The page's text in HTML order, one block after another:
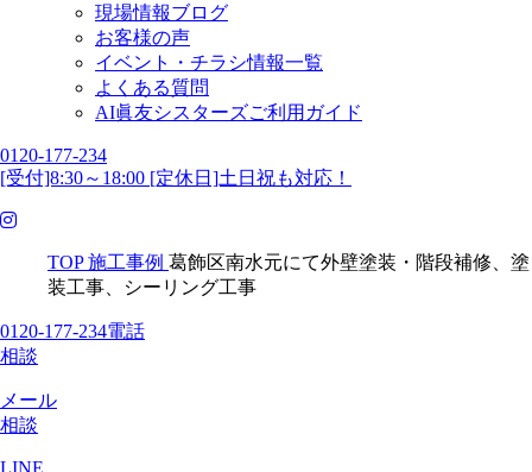
現場情報ブログ
お客様の声
イベント・チラシ情報一覧
よくある質問
AI眞友シスターズご利用ガイド
0120-177-234
[受付]8:30～18:00 [定休日]土日祝も対応！
TOP 施工事例 葛飾区南水元にて外壁塗装・階段補修、塗
装工事、シーリング工事
0120-177-234電話
相談
メール
相談
LINE